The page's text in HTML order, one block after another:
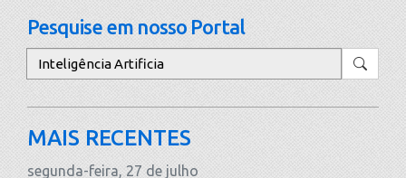
Pesquise em nosso Portal
Pesquisar
MAIS RECENTES
segunda-feira, 27 de julho